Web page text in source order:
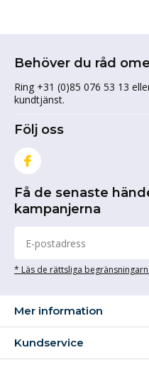
Behöver du råd
Ring +31 (0)85 076 53 13
kundtjänst.
Följ oss
Få de senaste
kampanjerna
* Läs de rättsliga
Mer information
Kundservice